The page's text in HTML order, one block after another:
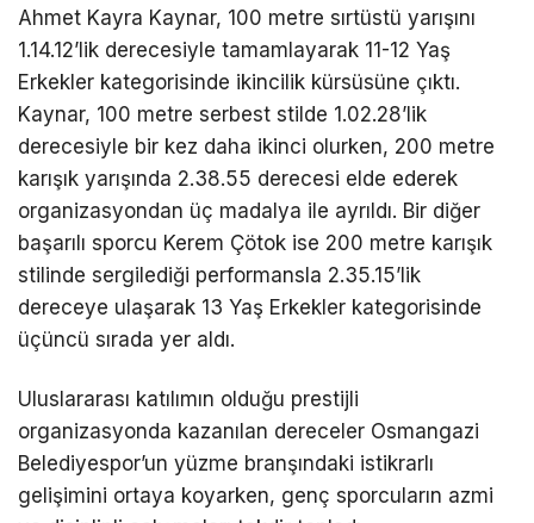
Ahmet Kayra Kaynar, 100 metre sırtüstü yarışını
1.14.12’lik derecesiyle tamamlayarak 11-12 Yaş
Erkekler kategorisinde ikincilik kürsüsüne çıktı.
Kaynar, 100 metre serbest stilde 1.02.28’lik
derecesiyle bir kez daha ikinci olurken, 200 metre
karışık yarışında 2.38.55 derecesi elde ederek
organizasyondan üç madalya ile ayrıldı. Bir diğer
başarılı sporcu Kerem Çötok ise 200 metre karışık
stilinde sergilediği performansla 2.35.15’lik
dereceye ulaşarak 13 Yaş Erkekler kategorisinde
üçüncü sırada yer aldı.
Uluslararası katılımın olduğu prestijli
organizasyonda kazanılan dereceler Osmangazi
Belediyespor’un yüzme branşındaki istikrarlı
gelişimini ortaya koyarken, genç sporcuların azmi